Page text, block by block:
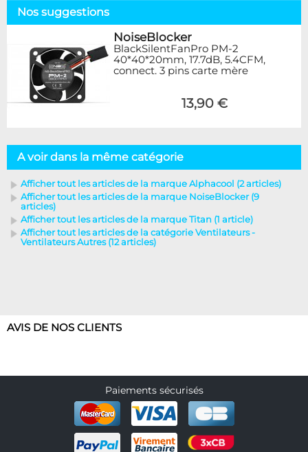
Nos suggestions
NoiseBlocker
BlackSilentFanPro PM-2
40*40*20mm, 17.7dB, 5.4CFM,
connect. 3 pins carte mère
13,90 €
A voir dans la même catégorie
Afficher tout les articles de la marque Alphacool (2 articles)
Afficher tout les articles de la marque NoiseBlocker (9
articles)
Afficher tout les articles de la marque Titan (1 article)
Afficher tout les articles de la catégorie Ventilateurs -
Ventilateurs Autres (12 articles)
AVIS DE NOS CLIENTS
Paiements sécurisés